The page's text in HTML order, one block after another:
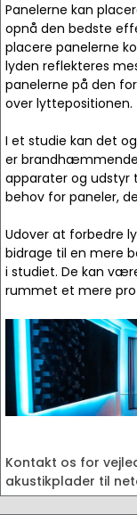
Panelerne kan
opnå den bedste
placere panelerne
lyden reflekteres
panelerne på den
over lyttepositionen.
I et studie kan det
er
apparater og udstyr
behov for paneler,
Udover at forbedre
bidrage til en mere
i studiet. De kan
rummet et mere
Kontakt os for
akustikplader til